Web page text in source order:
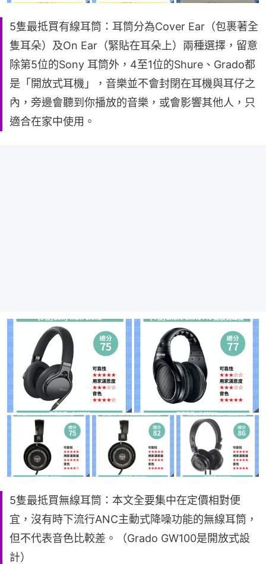
5隻最抵買有線耳筒：耳筒分為Cover Ear（包裹著全
隻耳朵）及On Ear（緊貼在耳朵上）兩種選擇，留意
除第5位的Sony 耳筒外，4至1位的Shure、Grado都
是「開放式耳機」，音樂並不會封閉在耳機與耳仔之
內，旁邊會聽到你播放的音樂，或會影響其他人，只
適合在家中使用。
5隻最抵買無線耳筒：本文全要集中在定價相對便
宜，沒有時下流行ANC主動式降噪功能的無線耳筒，
但不代表音色比較差。（Grado GW100是開放式設
計）